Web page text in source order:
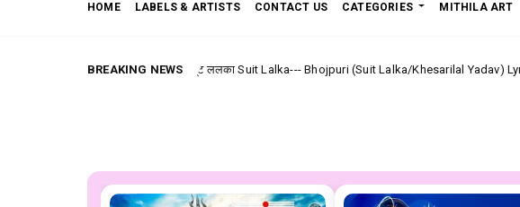
HOME LABELS & ARTISTS CONTACT US CATEGORIES MITHILA ART
BREAKING NEWS
सूट ललका Suit Lalka--- Bhojpuri (Suit Lalka/Khesarilal Yadav) Lyrics Maithili